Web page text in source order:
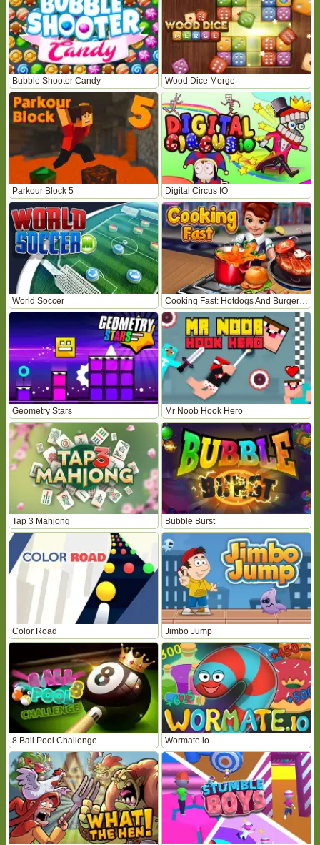
Bubble Shooter Candy Wood Dice Merge
Parkour Block 5 Digital Circus IO
World Soccer Cooking Fast: Hotdogs And Burgers Craze
Geometry Stars Mr Noob Hook Hero
Tap 3 Mahjong Bubble Burst
Color Road Jimbo Jump
8 Ball Pool Challenge Wormate.io